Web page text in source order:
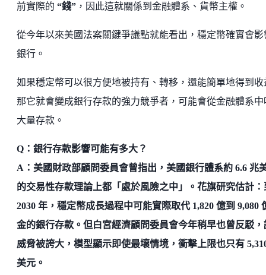
前實際的 “錢” ，因此這就關係到金融體系、貨幣主權。
從今年以來美國法案關鍵爭議點就能看出，穩定幣確實會影
銀行。
如果穩定幣可以很方便地被持有、轉移，還能簡單地得到收
那它就會變成銀行存款的強力競爭者，可能會從金融體系中
大量存款。
Q：銀行存款影響可能有多大？
A：美國財政部顧問委員會曾指出，美國銀行體系約 6.6 兆
的交易性存款理論上都「處於風險之中」。花旗研究估計：
2030 年，穩定幣成長過程中可能實際取代 1,820 億到 9,080
金的銀行存款。但白宮經濟顧問委員會今年稍早也曾反駁，
威脅被誇大，模型顯示即使最壞情境，衝擊上限也只有
美元。